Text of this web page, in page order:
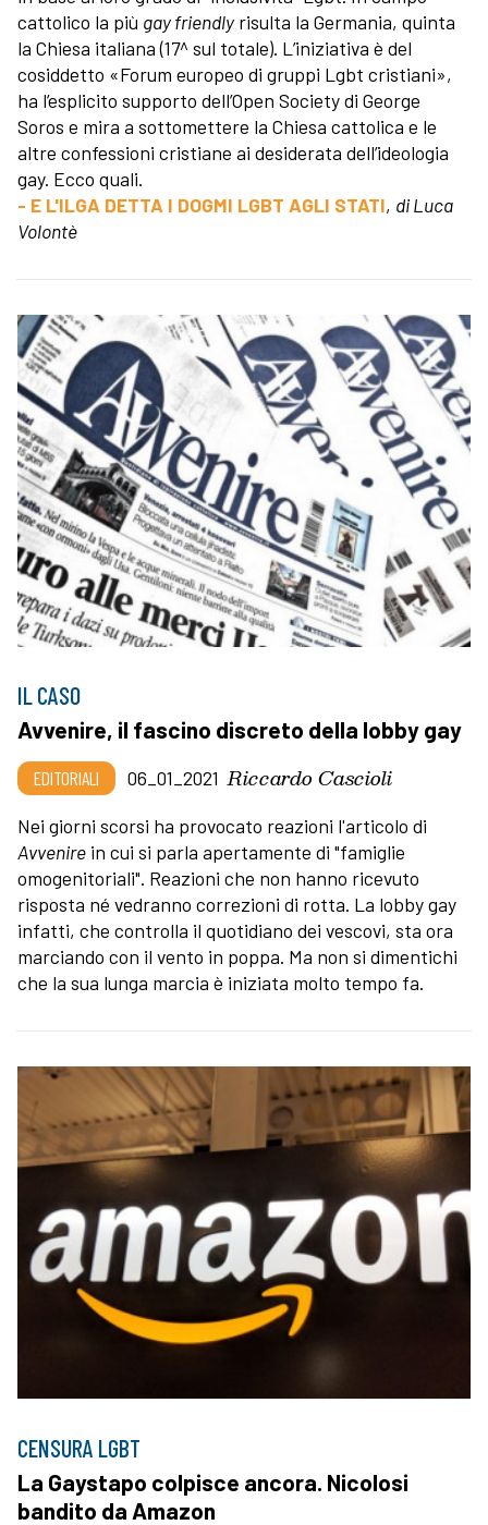
cattolico la più gay friendly risulta la Germania, quinta
la Chiesa italiana (17^ sul totale). L’iniziativa è del
cosiddetto «Forum europeo di gruppi Lgbt cristiani»,
ha l’esplicito supporto dell’Open Society di George
Soros e mira a sottomettere la Chiesa cattolica e le
altre confessioni cristiane ai desiderata dell’ideologia
gay. Ecco quali.
- E L'ILGA DETTA I DOGMI LGBT AGLI STATI, di Luca
Volontè
IL CASO
Avvenire, il fascino discreto della lobby gay
EDITORIALI 06_01_2021 Riccardo Cascioli
Nei giorni scorsi ha provocato reazioni l'articolo di
Avvenire in cui si parla apertamente di "famiglie
omogenitoriali". Reazioni che non hanno ricevuto
risposta né vedranno correzioni di rotta. La lobby gay
infatti, che controlla il quotidiano dei vescovi, sta ora
marciando con il vento in poppa. Ma non si dimentichi
che la sua lunga marcia è iniziata molto tempo fa.
CENSURA LGBT
La Gaystapo colpisce ancora. Nicolosi
bandito da Amazon